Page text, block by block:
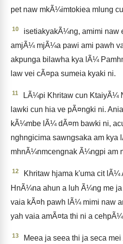
pet naw mkÃ¼imtokiea mlung
10
isetiakyakÃ¼ng, amimi naw
amjÃ¼ mjÃ¼a pawi ami pawh
akpunga bilawha kya lÃ¼
law vei cÃ¤pa sumeia kyaki ni.
11
LÃ¼pi Khritaw cun KtaiyÃ¼
lawki cun hia ve pÃ¤ngki ni.
kÃ¼mbe lÃ¼ dÃ¤m bawki ni,
nghngicima sawngsaka am kya
mhnÃ¼nmcengnak Ã¼ngpi am
12
Khritaw hjama k'uma cit lÃ¼
HnÃ¼na ahun a luh Ã¼ng me
vaia kÃ¤h pawh lÃ¼ mimi naw
yah vaia amÃ¤ta thi ni a
13
Meea ja seea thi ja seca